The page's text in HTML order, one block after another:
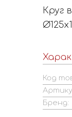
Круг
Код
Бренд: